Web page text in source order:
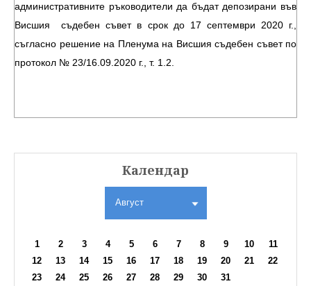
административните ръководители да бъдат депозирани във
Висшия съдебен съвет в срок до 17 септември 2020 г.,
съгласно решение на Пленума на Висшия съдебен съвет по
протокол № 23/16.09.2020 г., т. 1.2.
Календар
Август
1 2 3 4 5 6 7 8 9 10
11
12
13 14 15 16 17 18 19 20 21
22
23
24 25 26 27 28 29 30 31